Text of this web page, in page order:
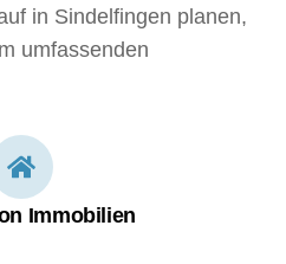
in Sindelfingen planen,
umfassenden
Immobilien